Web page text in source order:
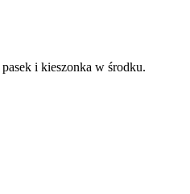
i kieszonka w środku.